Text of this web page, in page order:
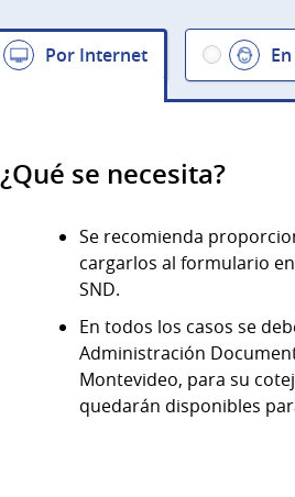
Por Internet
¿Qué se necesita?
Se recomienda
cargarlos al formulario
SND.
En todos los casos se
Administración
Montevideo, para su
quedarán disponibles